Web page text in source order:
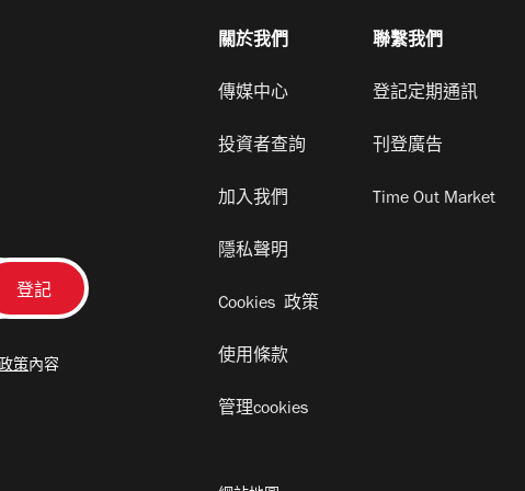
策內容
關於我們
傳媒中心
投資者查詢
加入我們
隱私聲明
Cookies 政策
使用條款
管理cookies
聯繫我們
登記定期通訊
刊登廣告
Time Out Market